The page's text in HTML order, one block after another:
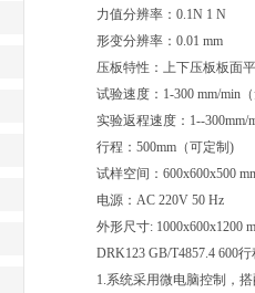
力值分辨率：0.1N 1 N
形变分辨率：0.01 mm
压板特性：上下压板板面
试验速度：1-300 mm/min
实验返程速度：1--300mm/
行程：500mm（可定制)
试样空间：600x600x500
电源：AC 220V 50 Hz
外形尺寸: 1000x600x1200
DRK123 GB/T4857.4 600
1.系统采用微电脑控制，